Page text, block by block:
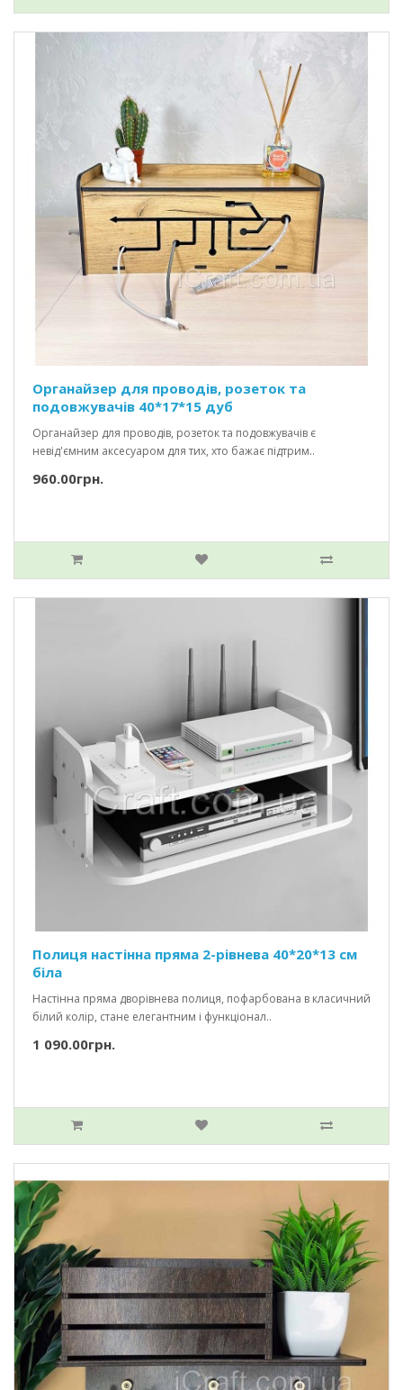
Органайзер для проводів, розеток та
подовжувачів 40*17*15 дуб
Органайзер для проводів, розеток та подовжувачів є
невід'ємним аксесуаром для тих, хто бажає підтрим..
960.00грн.
Полиця настінна пряма 2-рівнева 40*20*13 см
біла
Настінна пряма дворівнева полиця, пофарбована в класичний
білий колір, стане елегантним і функціонал..
1 090.00грн.